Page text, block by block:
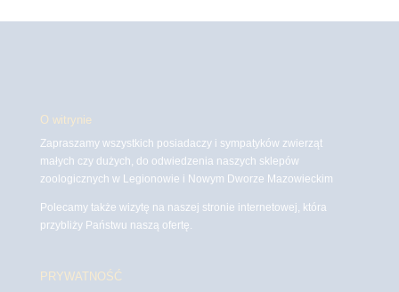
O witrynie
Zapraszamy wszystkich posiadaczy i sympatyków zwierząt
małych czy dużych, do odwiedzenia naszych sklepów
zoologicznych w Legionowie i Nowym Dworze Mazowieckim
Polecamy także wizytę na naszej stronie internetowej, która
przybliży Państwu naszą ofertę.
PRYWATNOŚĆ